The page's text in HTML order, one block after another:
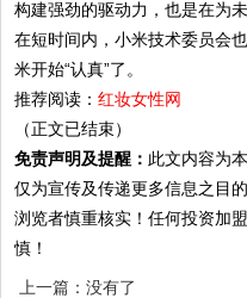
构建强劲的驱动力，也是在为
在短时间内，小米技术委员会
米开始“认真”了。
推荐阅读：红妆女性网
（正文已结束）
免责声明及提醒： 此文内容为
仅为宣传及传递更多信息之目
浏览者慎重核实！任何投资加
慎！
上一篇：没有了